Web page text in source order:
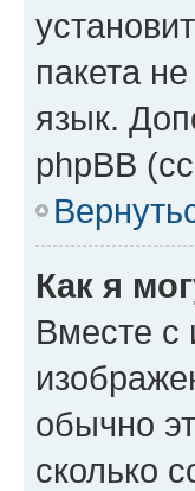
пакета
язык.
phpBB
Как я
Вместе с
обычно
сколько